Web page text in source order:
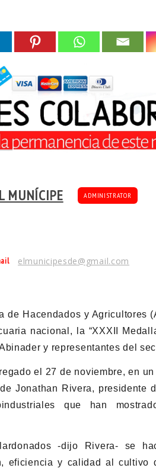
MUNÍCIPE ADMINISTRATOR
elmunicipesde@gmail.com
de Hacendados y Agricultores
nacional, la “XXXII
y representantes del
el 27 de noviembre, en
Jonathan Rivera, presidente
que han
-dijo Rivera- se
eficiencia y calidad al